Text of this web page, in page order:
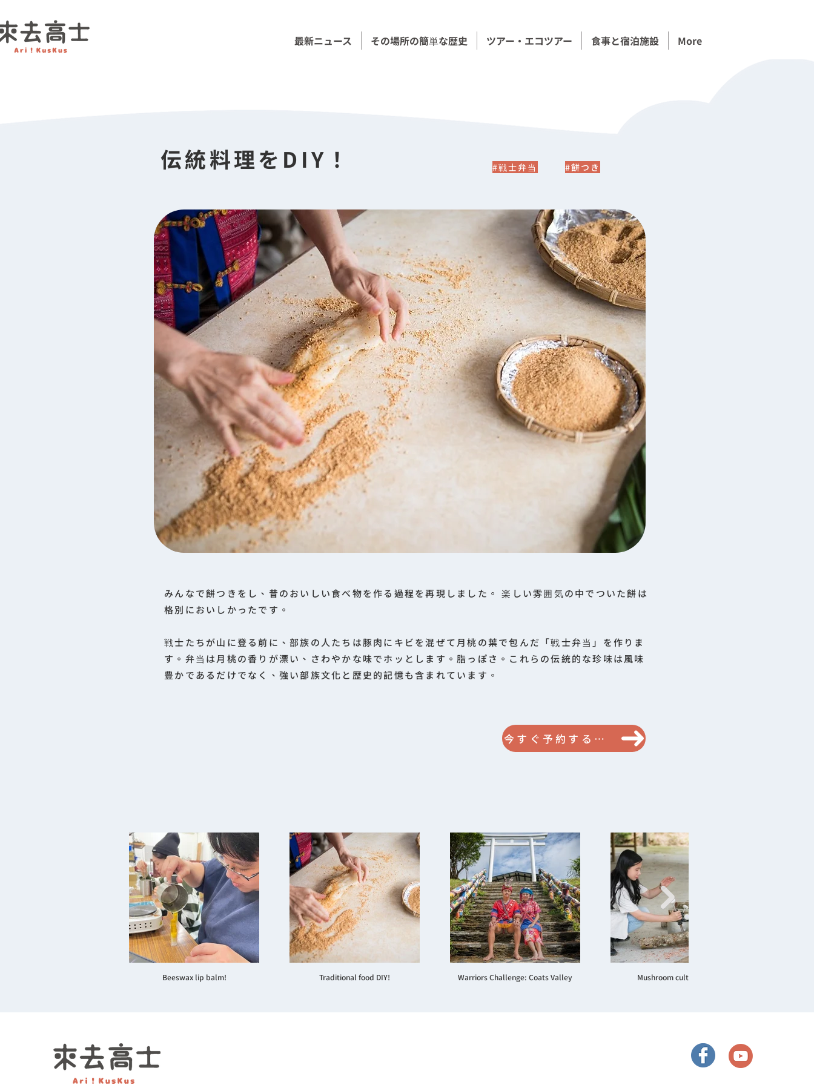
最新ニュース その場所の簡単な歴史 ツアー・エコツアー 食事と宿泊施設 More
伝統料理をDIY！ #戦士弁当 #餅つき
みんなで餅つきをし、昔のおいしい食べ物を作る過程を再現しました。 楽しい雰囲気の中でついた餅は
格別においしかったです。
戦士たちが山に登る前に、部族の人たちは豚肉にキビを混ぜて月桃の葉で包んだ「戦士弁当」を作りま
す。弁当は月桃の香りが漂い、さわやかな味でホッとします。脂っぽさ。これらの伝統的な珍味は風味
豊かであるだけでなく、強い部族文化と歴史的記憶も含まれています。
今すぐ予約するには私をクリックしてください!
Beeswax lip balm! Traditional food DIY! Warriors Challenge: Coats Valley Mushroom cultivation!